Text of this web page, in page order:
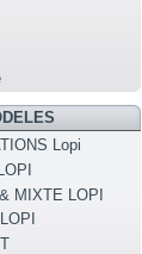
Lopi
MIXTE LOPI